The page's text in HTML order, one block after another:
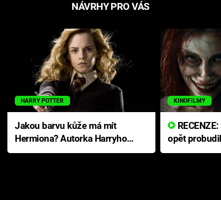
NÁVRHY PRO VÁS
HARRY POTTER
Jakou barvu kůže má mít
Hermiona? Autorka Harryho
Pottera přišla s ráznou
KINOFILMY
opět
přichází s